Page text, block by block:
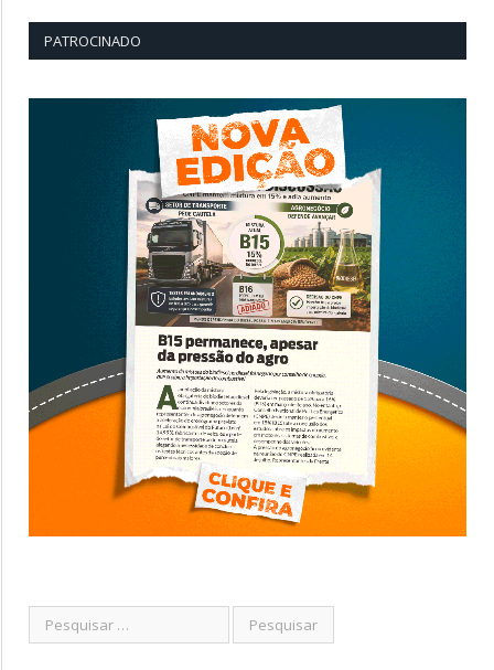
PATROCINADO